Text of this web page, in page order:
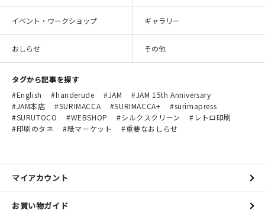
イベント・ワークショップ ギャラリー
おしらせ その他
タグから記事を探す
English
handerude JAM
JAM 15th Anniversary
JAM本店
SURIMACCA SURIMACCA+
surimapress
SURUTOCO
WEBSHOP シルクスクリーン
レトロ印刷
印刷のタネ
紙マーケット 重要なおしらせ
マイアカウント
お買い物ガイド